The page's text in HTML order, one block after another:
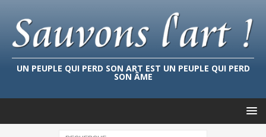
UN PEUPLE QUI PERD SON ART EST UN PEUPLE QUI PERD
SON ÂME